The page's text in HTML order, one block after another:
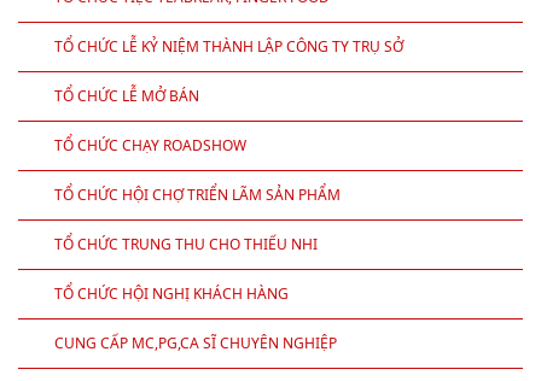
TỔ CHỨC LỄ KỶ NIỆM THÀNH LẬP CÔNG TY TRỤ SỞ
TỔ CHỨC LỄ MỞ BÁN
TỔ CHỨC CHẠY ROADSHOW
TỔ CHỨC HỘI CHỢ TRIỂN LÃM SẢN PHẨM
TỔ CHỨC TRUNG THU CHO THIẾU NHI
TỔ CHỨC HỘI NGHỊ KHÁCH HÀNG
CUNG CẤP MC,PG,CA SĨ CHUYÊN NGHIỆP